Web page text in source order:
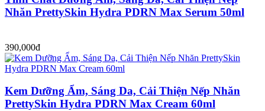
Nhăn PrettySkin Hydra PDRN Max Serum 50ml
390,000đ
Kem Dưỡng Ẩm, Sáng Da, Cải Thiện Nếp Nhăn
PrettySkin Hydra PDRN Max Cream 60ml